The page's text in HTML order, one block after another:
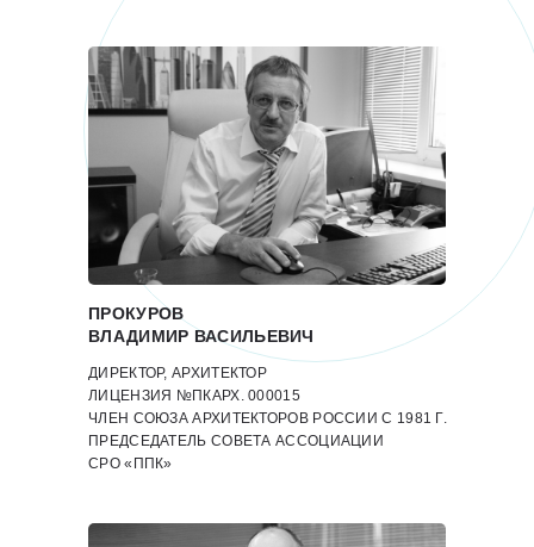
ПРОКУРОВ
ВЛАДИМИР ВАСИЛЬЕВИЧ
ДИРЕКТОР, АРХИТЕКТОР
ЛИЦЕНЗИЯ №ПКАРХ. 000015
ЧЛЕН СОЮЗА АРХИТЕКТОРОВ РОССИИ С 1981 Г.
ПРЕДСЕДАТЕЛЬ СОВЕТА АССОЦИАЦИИ
СРО «ППК»